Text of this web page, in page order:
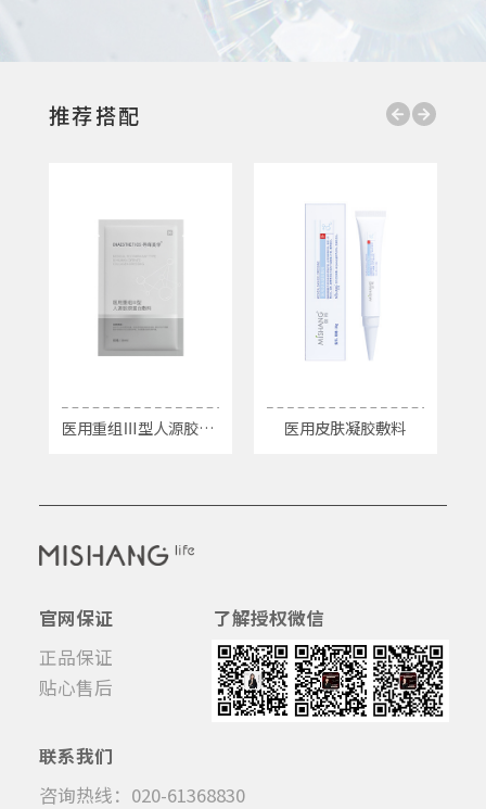
推荐搭配
医用重组Ⅲ型人源胶原蛋白敷料 医用皮肤凝胶敷料
官网保证
正品保证
贴心售后
了解授权微信
联系我们
咨询热线：020-61368830